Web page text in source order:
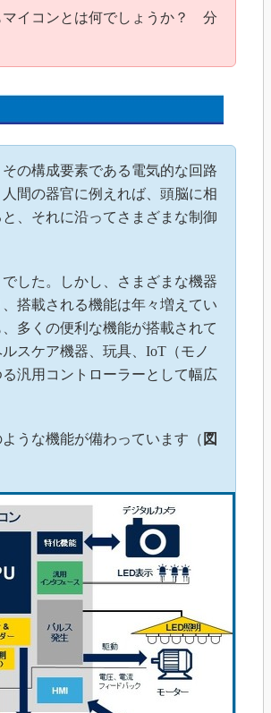
イコンとは何でしょうか？ 分
の構成要素である電気的な回路
間の器官に例えれば、頭脳に相
、それに沿ってさまざまな制御
した。しかし、さまざまな機器
搭載される機能は年々増えてい
多くの便利な機能が搭載されて
スケア機器、玩具、IoT（モノ
汎用コントローラーとして幅広
うな機能が備わっています（ 図